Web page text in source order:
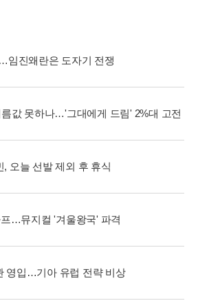
임진왜란은 도자기 전쟁
름값 못하나…'그대에게 드림' 2%대 고전
오늘 선발 제외 후 휴식
…뮤지컬 '겨울왕국' 파격
영입…기아 유럽 전략 비상